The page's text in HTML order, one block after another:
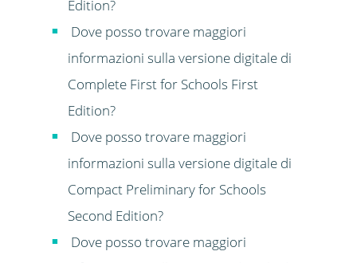
Edition?
Dove posso trovare maggiori
informazioni sulla versione digitale di
Complete First for Schools First
Edition?
Dove posso trovare maggiori
informazioni sulla versione digitale di
Compact Preliminary for Schools
Second Edition?
Dove posso trovare maggiori